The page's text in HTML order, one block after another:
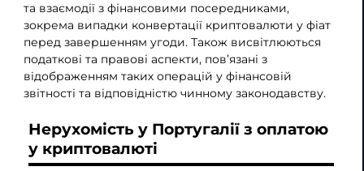
та взаємодії з фінансовими посередниками,
зокрема випадки конвертації криптовалюти у фіат
перед завершенням угоди. Також висвітлюються
податкові та правові аспекти, пов’язані з
відображенням таких операцій у фінансовій
звітності та відповідністю чинному законодавству.
Нерухомість у Португалії з оплатою
у криптовалюті